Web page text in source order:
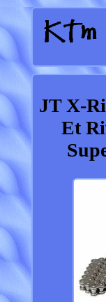
JT X-
Et